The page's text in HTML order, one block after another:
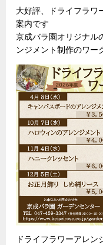
大好評、ドライフラワ
案内です
京成バラ園オリジナル
ンジメント制作のワー
ドライフラワーアレ